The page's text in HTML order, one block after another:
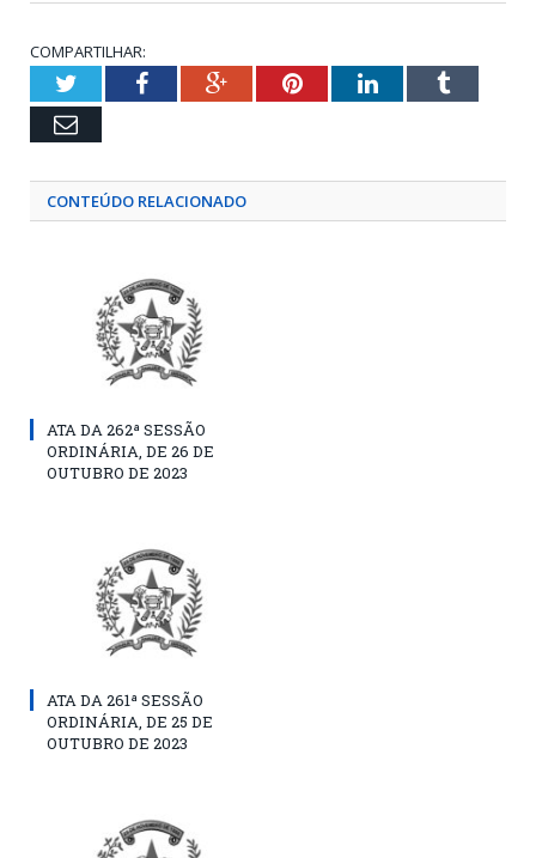
COMPARTILHAR:
TwitterFacebookGoogle+PinterestLinkedInTumblr
Email
CONTEÚDO RELACIONADO
ATA DA 262ª SESSÃO
ORDINÁRIA, DE 26 DE
OUTUBRO DE 2023
ATA DA 261ª SESSÃO
ORDINÁRIA, DE 25 DE
OUTUBRO DE 2023